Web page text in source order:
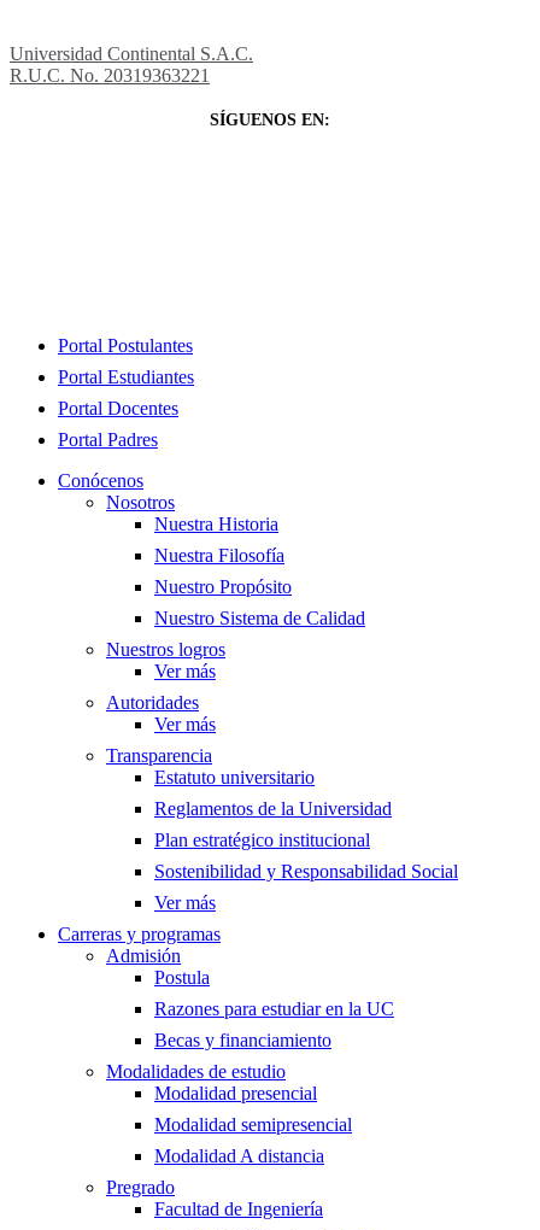
Universidad Continental S.A.C.
R.U.C. No. 20319363221
SÍGUENOS EN:
Close
Portal Postulantes
Portal Estudiantes
Portal Docentes
Portal Padres
Conócenos
Nosotros
Nuestra Historia
Nuestra Filosofía
Nuestro Propósito
Nuestro Sistema de Calidad
Nuestros logros
Ver más
Autoridades
Ver más
Transparencia
Estatuto universitario
Reglamentos de la Universidad
Plan estratégico institucional
Sostenibilidad y Responsabilidad Social
Ver más
Carreras y programas
Admisión
Postula
Razones para estudiar en la UC
Becas y financiamiento
Modalidades de estudio
Modalidad presencial
Modalidad semipresencial
Modalidad A distancia
Pregrado
Facultad de Ingeniería